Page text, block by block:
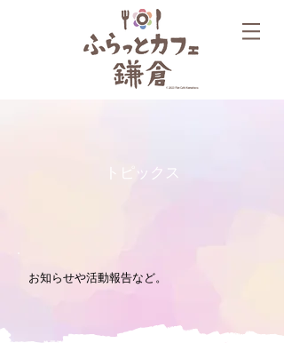
トピックス
お知らせや活動報告など。